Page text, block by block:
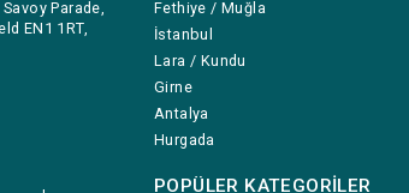
Parade,
EN1 1RT,
Fethiye / Muğla
İstanbul
Lara / Kundu
Girne
Antalya
Hurgada
POPÜLER KATEGORILER